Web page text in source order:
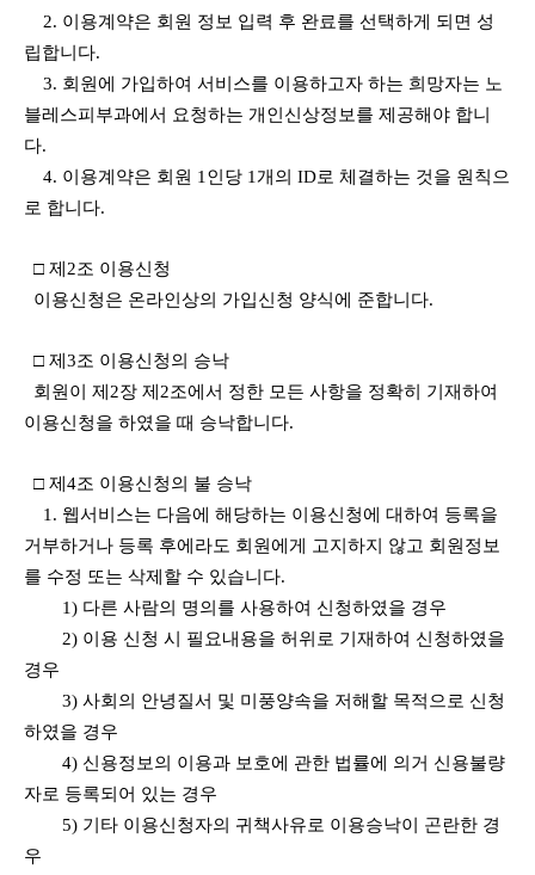
2. 이용계약은 회원 정보 입력 후 완료를 선택하게 되면 성
립합니다.
3. 회원에 가입하여 서비스를 이용하고자 하는 희망자는 노
블레스피부과에서 요청하는 개인신상정보를 제공해야 합니
다.
4. 이용계약은 회원 1인당 1개의 ID로 체결하는 것을 원칙으
로 합니다.
□ 제2조 이용신청
이용신청은 온라인상의 가입신청 양식에 준합니다.
□ 제3조 이용신청의 승낙
회원이 제2장 제2조에서 정한 모든 사항을 정확히 기재하여
이용신청을 하였을 때 승낙합니다.
□ 제4조 이용신청의 불 승낙
1. 웹서비스는 다음에 해당하는 이용신청에 대하여 등록을
거부하거나 등록 후에라도 회원에게 고지하지 않고 회원정보
를 수정 또는 삭제할 수 있습니다.
1) 다른 사람의 명의를 사용하여 신청하였을 경우
2) 이용 신청 시 필요내용을 허위로 기재하여 신청하였을
경우
3) 사회의 안녕질서 및 미풍양속을 저해할 목적으로 신청
하였을 경우
4) 신용정보의 이용과 보호에 관한 법률에 의거 신용불량
자로 등록되어 있는 경우
5) 기타 이용신청자의 귀책사유로 이용승낙이 곤란한 경
우